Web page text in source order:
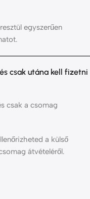
egyszerűen
csak utána kell fizetni
csak a csomag
a külső
átvételéről.